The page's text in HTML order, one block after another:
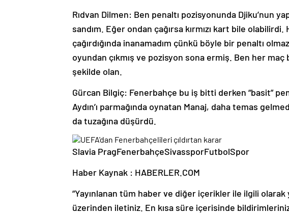
Rıdvan Dilmen: Ben penaltı pozisyonunda Djiku’nun
sandım. Eğer ondan çağırsa kırmızı kart bile
çağırdığında inanamadım çünkü böyle bir penaltı
oyundan çıkmış ve pozisyon sona ermiş. Ben her maç
şekilde olan.
Gürcan Bilgiç: Fenerbahçe bu iş bitti derken “basit”
Aydın’ı parmağında oynatan Manaj, daha temas
da tuzağına düşürdü.
Slavia PragFenerbahçeSivassporFutbolSpor
Haber Kaynak : HABERLER.COM
“Yayınlanan tüm haber ve diğer içerikler ile ilgili
üzerinden iletiniz. En kısa süre içerisinde